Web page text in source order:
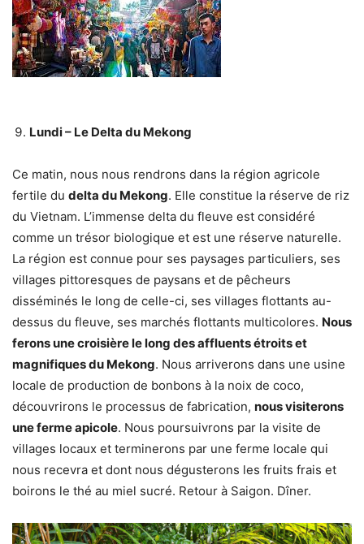
Lundi – Le Delta du Mekong
Ce matin, nous nous rendrons dans la région agricole
fertile du delta du Mekong. Elle constitue la réserve de riz
du Vietnam. L’immense delta du fleuve est considéré
comme un trésor biologique et est une réserve naturelle.
La région est connue pour ses paysages particuliers, ses
villages pittoresques de paysans et de pêcheurs
disséminés le long de celle-ci, ses villages flottants au-
dessus du fleuve, ses marchés flottants multicolores. Nous
ferons une croisière le long des affluents étroits et
magnifiques du Mekong. Nous arriverons dans une usine
locale de production de bonbons à la noix de coco,
découvrirons le processus de fabrication, nous visiterons
une ferme apicole. Nous poursuivrons par la visite de
villages locaux et terminerons par une ferme locale qui
nous recevra et dont nous dégusterons les fruits frais et
boirons le thé au miel sucré. Retour à Saigon. Dîner.